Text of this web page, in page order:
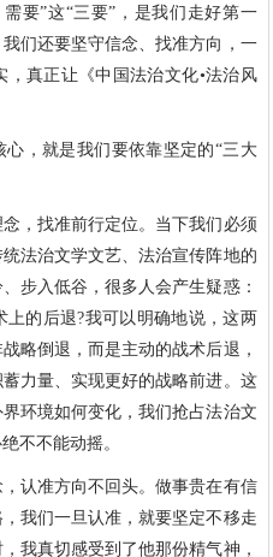
要”这“三要”，是我们走好第一
们还要坚守信念、找准方向，一
真正让《中国法治文化•法治风
，就是我们要依靠坚定的“三大
找准前行定位。当下我们必须
法治文学文艺、法治宣传阵地的
步入低谷，很多人会产生疑惑：
的后退?我可以明确地说，这两
略倒退，而是主动的战术后退，
力量、实现更好的战略前进。这
环境如何变化，我们抢占法治文
不不能动摇。
准方向不回头。做事贵在有信
我们一旦认准，就要坚定不移走
我真切感受到了他那份精气神，